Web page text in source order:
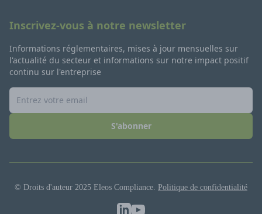
Inscrivez-vous à notre newsletter
Informations réglementaires, mises à jour mensuelles sur
l'actualité du secteur et informations sur notre impact positif
continu sur l'entreprise
S'abonner
© Droits d'auteur 2025 Eleos Compliance. Politique de confidentialité